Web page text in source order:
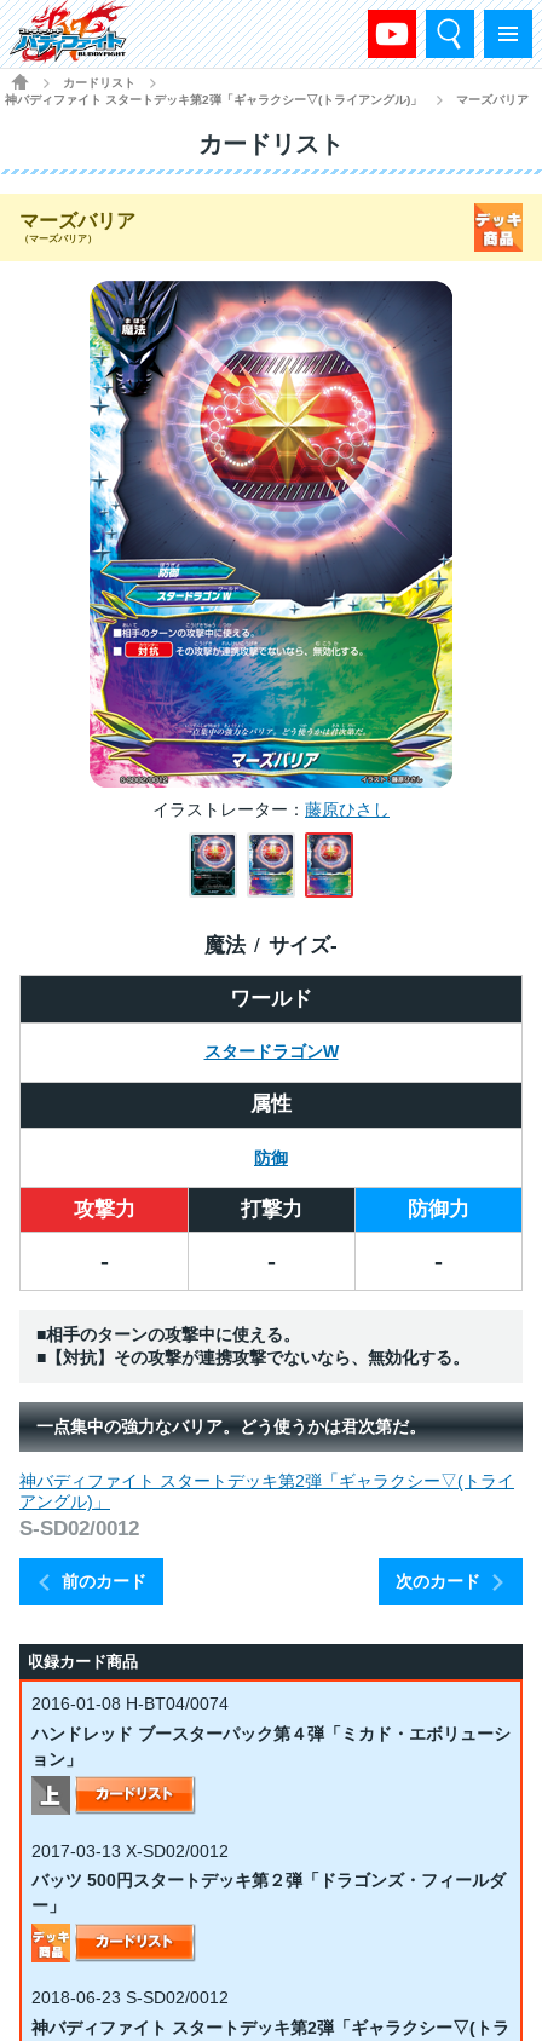
メニュー
検索
HOME
カードリスト
神バディファイト スタートデッキ第2弾「ギャラクシー▽(トライアングル)」
マーズバリア
カードリスト
マーズバリア
（マーズバリア）
イラストレーター 藤原ひさし
ワールド
スタードラゴンW
魔法 サイズ-
属性
防御
攻撃力 打撃力 防御力
- - -
■相手のターンの攻撃中に使える。
■【対抗】その攻撃が連携攻撃でないなら、無効化する。
一点集中の強力なバリア。どう使うかは君次第だ。
前のカード
神バディファイト スタートデッキ第2弾「ギャラクシー▽(トライ
アングル)」
S-SD02/0012
次のカード
収録カード商品
2016-01-08 H-BT04/0074
ハンドレッド ブースターパック第４弾「ミカド・エボリューシ
ョン」
2017-03-13 X-SD02/0012
バッツ 500円スタートデッキ第２弾「ドラゴンズ・フィールダ
ー」
2018-06-23 S-SD02/0012
神バディファイト スタートデッキ第2弾「ギャラクシー▽(トラ